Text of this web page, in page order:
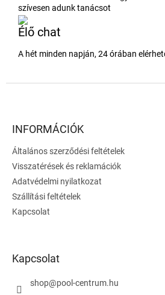
szívesen adunk tanácsot
Élő chat
A hét minden napján, 24 órában
INFORMÁCIÓK
Általános szerződési feltételek
Visszatérések és reklamációk
Adatvédelmi nyilatkozat
Szállítási feltételek
Kapcsolat
Kapcsolat
shop@pool-centrum.hu